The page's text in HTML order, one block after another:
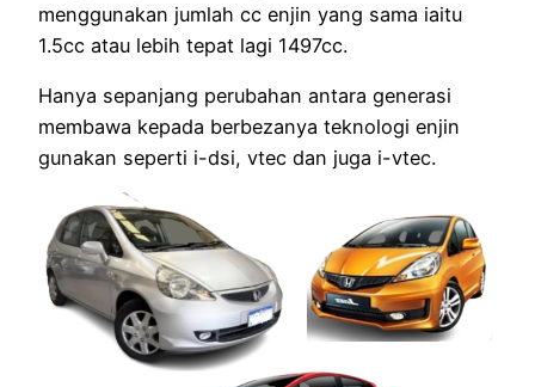
menggunakan jumlah cc enjin yang sama iaitu
1.5cc atau lebih tepat lagi 1497cc.
Hanya sepanjang perubahan antara generasi
membawa kepada berbezanya teknologi enjin
gunakan seperti i-dsi, vtec dan juga i-vtec.